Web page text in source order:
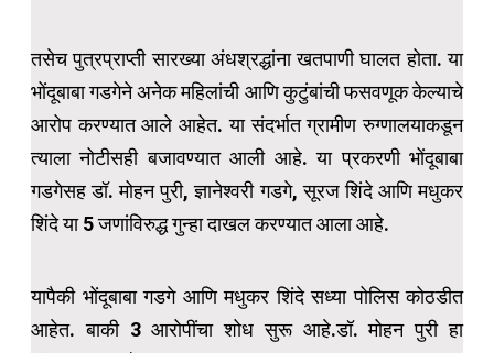
तसेच पुत्रप्राप्ती सारख्या अंधश्रद्धांना खतपाणी घालत होता. या
भोंदूबाबा गडगेने अनेक महिलांची आणि कुटुंबांची फसवणूक केल्याचे
आरोप करण्यात आले आहेत. या संदर्भात ग्रामीण रुग्णालयाकडून
त्याला नोटीसही बजावण्यात आली आहे. या प्रकरणी भोंदूबाबा
गडगेसह डॉ. मोहन पुरी, ज्ञानेश्वरी गडगे, सूरज शिंदे आणि मधुकर
शिंदे या 5 जणांविरुद्ध गुन्हा दाखल करण्यात आला आहे.
यापैकी भोंदूबाबा गडगे आणि मधुकर शिंदे सध्या पोलिस कोठडीत
आहेत. बाकी 3 आरोपींचा शोध सुरू आहे.डॉ. मोहन पुरी हा